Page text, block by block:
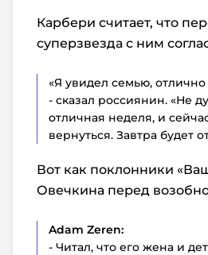
Карбери считает, что
суперзвезда с ним
«Я увидел семью,
- сказал россиянин. «Не
отличная неделя, и
вернуться. Завтра будет
Вот как поклонники
Овечкина перед
Adam Zeren:
- Читал, что его жена и